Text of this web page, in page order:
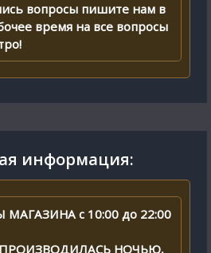
вопросы пишите нам в
время на все вопросы
информация:
с 10:00 до 22:00
НОЧЬЮ,